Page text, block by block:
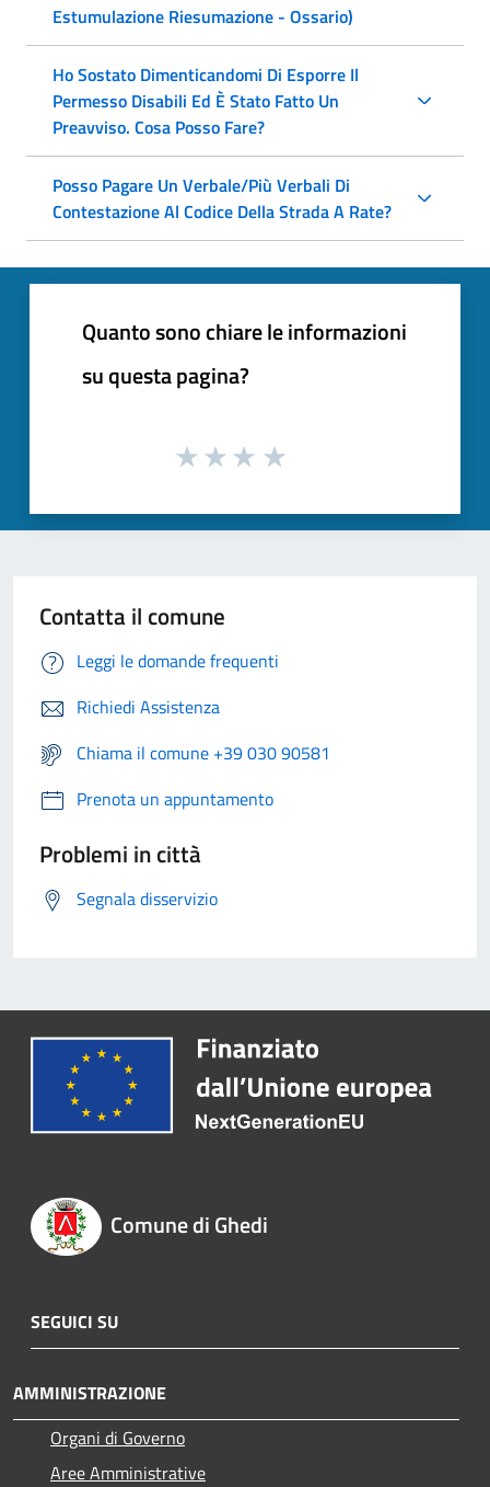
Estumulazione Riesumazione - Ossario)
Ho Sostato Dimenticandomi Di Esporre Il
Permesso Disabili Ed È Stato Fatto Un
Preavviso. Cosa Posso Fare?
Posso Pagare Un Verbale/Più Verbali Di
Contestazione Al Codice Della Strada A Rate?
Quanto sono chiare le informazioni
su questa pagina?
Contatta il comune
Leggi le domande frequenti
Richiedi Assistenza
Chiama il comune +39 030 90581
Prenota un appuntamento
Problemi in città
Segnala disservizio
Comune di Ghedi
SEGUICI SU
AMMINISTRAZIONE
Organi di Governo
Aree Amministrative